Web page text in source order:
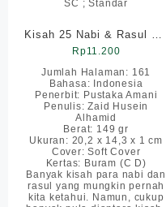
Kisah 25 Nabi & Rasul CD
; SC ; Standar
Rp11.200
Jumlah Halaman: 161
Bahasa: Indonesia
Penerbit: Pustaka Amani
Penulis: Zaid Husein
Alhamid
Berat: 149 gr
Ukuran: 20,2 x 14,3 x 1 cm
Cover: Soft Cover
Kertas: Buram (C D)
Banyak kisah para nabi dan
rasul yang mungkin pernah
kita ketahui. Namun, cukup